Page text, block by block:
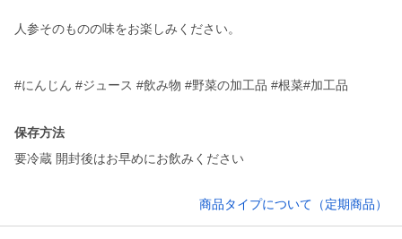
人参そのものの味をお楽しみください。
#にんじん #ジュース #飲み物 #野菜の加工品 #根菜#加工品
保存方法
要冷蔵 開封後はお早めにお飲みください
商品タイプについて（定期商品）